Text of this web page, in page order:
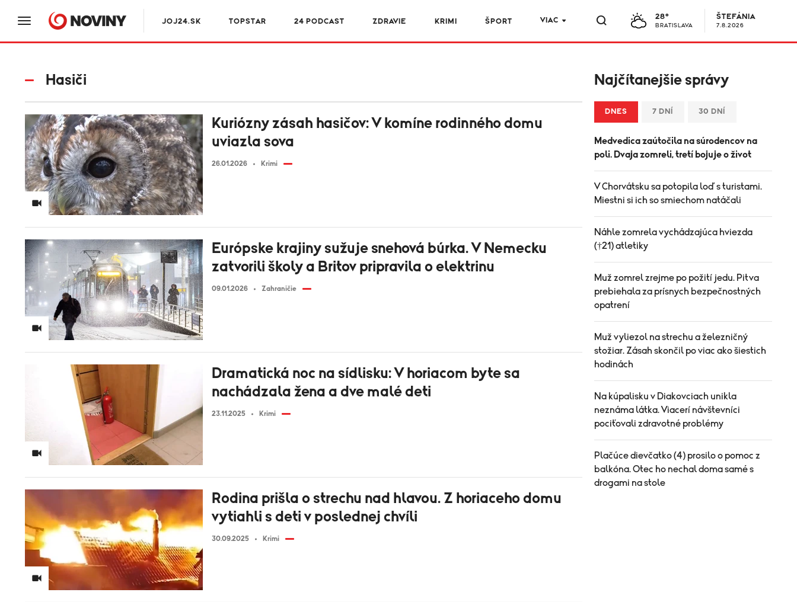
JOJ24.SK TOPSTAR 24 PODCAST ZDRAVIE KRIMI ŠPORT VIAC 28°
BRATISLAVA
ŠTEFÁNIA
7.8.2026
Hasiči
Kuriózny zásah hasičov: V komíne rodinného domu
uviazla sova
26.01.2026 Krimi
Európske krajiny sužuje snehová búrka. V Nemecku
zatvorili školy a Britov pripravila o elektrinu
09.01.2026 Zahraničie
Dramatická noc na sídlisku: V horiacom byte sa
nachádzala žena a dve malé deti
23.11.2025 Krimi
Rodina prišla o strechu nad hlavou. Z horiaceho domu
vytiahli s deti v poslednej chvíli
30.09.2025 Krimi
Najčítanejšie správy
DNES 7 DNÍ 30 DNÍ
Medvedica zaútočila na súrodencov na
poli. Dvaja zomreli, tretí bojuje o život
V Chorvátsku sa potopila loď s turistami.
Miestni si ich so smiechom natáčali
Náhle zomrela vychádzajúca hviezda
(†21) atletiky
Muž zomrel zrejme po požití jedu. Pitva
prebiehala za prísnych bezpečnostných
opatrení
Muž vyliezol na strechu a železničný
stožiar. Zásah skončil po viac ako šiestich
hodinách
Na kúpalisku v Diakovciach unikla
neznáma látka. Viacerí návštevníci
pociťovali zdravotné problémy
Plačúce dievčatko (4) prosilo o pomoc z
balkóna. Otec ho nechal doma samé s
drogami na stole